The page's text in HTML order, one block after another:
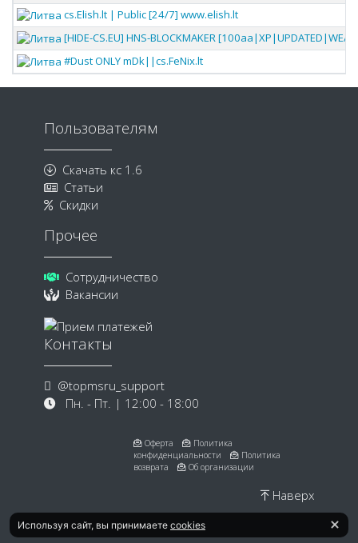
cs.Elish.lt | Public [24/7] www.elish.lt
[HIDE-CS.EU] HNS-BLOCKMAKER
#Dust ONLY mDk||cs.FeNix.lt
Пользователям
Скачать кс 1.6
Статьи
Скидки
Прочее
Сотрудничество
Вакансии
Контакты
@topmsru_support
Пн. - Пт. | 12:00 - 18:00
Оферта
Политика
конфиденциальности
Политика
возврата
Об организации
Наверх
Используя сайт, вы принимаете cookies